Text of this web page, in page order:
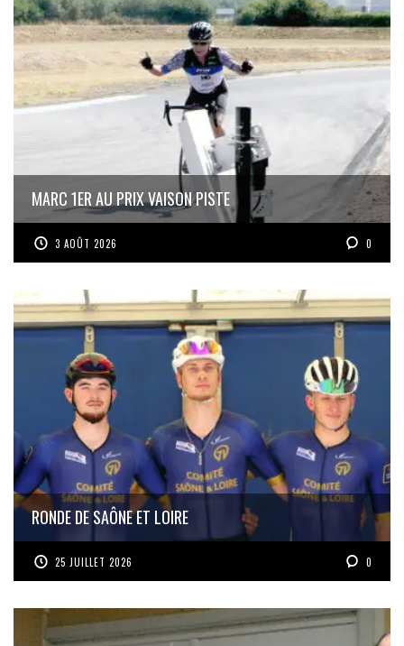
MARC 1ER AU PRIX VAISON PISTE
3 AOÛT 2026 0
RONDE DE SAÔNE ET LOIRE
25 JUILLET 2026 0